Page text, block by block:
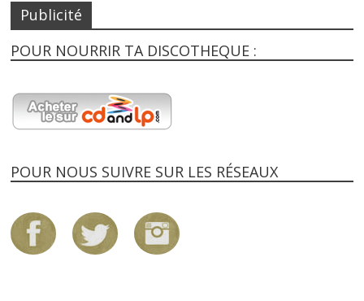
Publicité
POUR NOURRIR TA DISCOTHEQUE :
POUR NOUS SUIVRE SUR LES RÉSEAUX